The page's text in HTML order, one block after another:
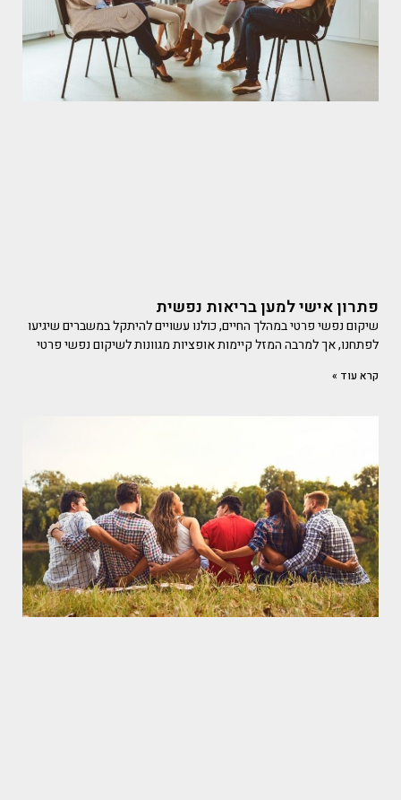
פתרון אישי למען בריאות נפשית
שיקום נפשי פרטי במהלך החיים, כולנו עשויים להיתקל במשברים שיגיעו
לפתחנו, אך למרבה המזל קיימות אופציות מגוונות לשיקום נפשי פרטי
קרא עוד »